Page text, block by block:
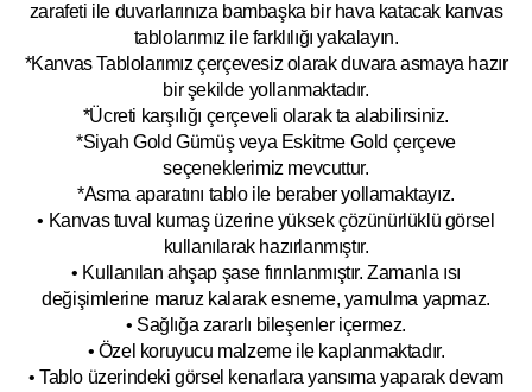
zarafeti ile duvarlarınıza bambaşka bir hava katacak kanvas
tablolarımız ile farklılığı yakalayın.
*Kanvas Tablolarımız çerçevesiz olarak duvara asmaya hazır
bir şekilde yollanmaktadır.
*Ücreti karşılığı çerçeveli olarak ta alabilirsiniz.
*Siyah Gold Gümüş veya Eskitme Gold çerçeve
seçeneklerimiz mevcuttur.
*Asma aparatını tablo ile beraber yollamaktayız.
• Kanvas tuval kumaş üzerine yüksek çözünürlüklü görsel
kullanılarak hazırlanmıştır.
• Kullanılan ahşap şase fırınlanmıştır. Zamanla ısı
değişimlerine maruz kalarak esneme, yamulma yapmaz.
• Sağlığa zararlı bileşenler içermez.
• Özel koruyucu malzeme ile kaplanmaktadır.
• Tablo üzerindeki görsel kenarlara yansıma yaparak devam